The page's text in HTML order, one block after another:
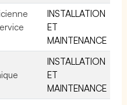
INSTALLATION
ET
MAINTENANCE
INSTALLATION
ET
MAINTENANCE